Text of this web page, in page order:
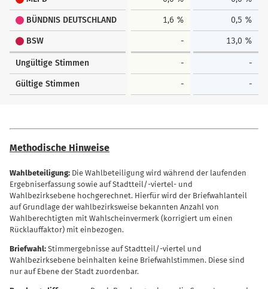
BÜNDNIS DEUTSCHLAND 1,6 % 0,5 %
BSW - 13,0 %
Ungültige Stimmen - -
Gültige Stimmen - -
Methodische Hinweise
Wahlbeteiligung: Die Wahlbeteiligung wird während der laufenden
Ergebniserfassung sowie auf Stadtteil/-viertel- und
Wahlbezirksebene hochgerechnet. Hierfür wird der Briefwahlanteil
auf Grundlage der wahlbezirksweise bekannten Anzahl von
Wahlberechtigten mit Wahlscheinvermerk (korrigiert um einen
Rücklauffaktor) mit einbezogen.
Briefwahl: Stimmergebnisse auf Stadtteil/-viertel und
Wahlbezirksebene beinhalten keine Briefwahlstimmen. Diese sind
nur auf Ebene der Stadt zuordenbar.